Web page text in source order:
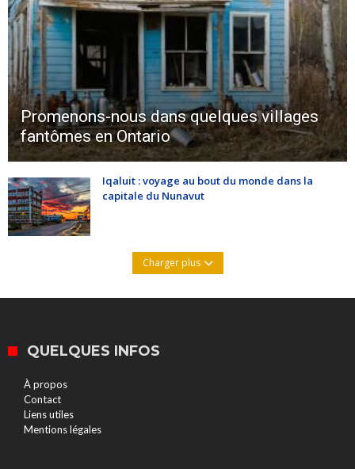
Promenons-nous dans quelques villages
fantômes en Ontario
Iqaluit : voyage au bout du monde dans la
capitale du Nunavut
Charger plus
QUELQUES INFOS
À propos
Contact
Liens utiles
Mentions légales